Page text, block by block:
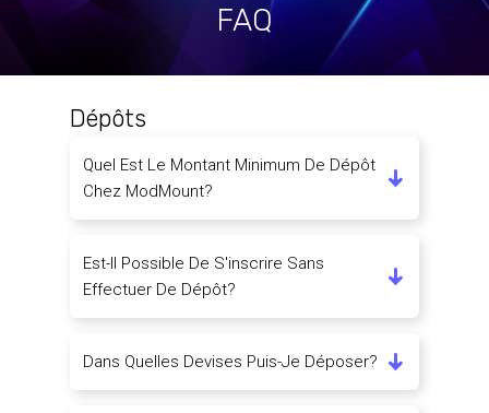
FAQ
Dépôts
Quel Est Le Montant Minimum De Dépôt
Chez ModMount?
Est-Il Possible De S'inscrire Sans
Effectuer De Dépôt?
Dans Quelles Devises Puis-Je Déposer?